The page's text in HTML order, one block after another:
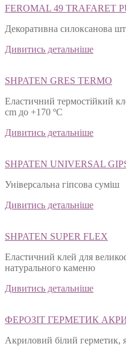
FEROMAL 49 TRAFARET
Декоративна силоксанова
Дивитись детальніше
SHPATEN GRES TERMO
Еластичний термостійкий
cm до +170 ºС
Дивитись детальніше
SHPATEN UNIVERSAL
Універсальна гіпсова суміш
Дивитись детальніше
SHPATEN SUPER FLEX
Еластичний клей для
натурального каменю
Дивитись детальніше
ФЕРОЗІТ ГЕРМЕТИК
Акриловий білий герметик,